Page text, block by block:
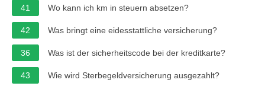
41 Wo kann ich km in steuern absetzen?
42 Was bringt eine eidesstattliche versicherung?
36 Was ist der sicherheitscode bei der kreditkarte?
43 Wie wird Sterbegeldversicherung ausgezahlt?